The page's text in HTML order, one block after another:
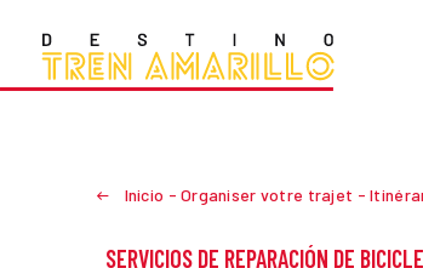
Inicio -Organiser votre trajet -
SERVICIOS DE REPARACIÓN DE